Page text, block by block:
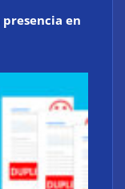
en